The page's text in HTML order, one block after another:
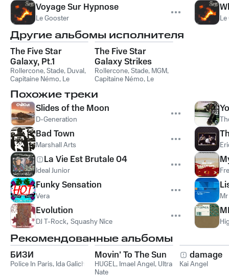
Voyage Sur Hypnose
Le Gooster
Другие альбомы исполнителя
The Five Star
Galaxy, Pt.1
Rollercone,Stade, Duval,
Capitaine Némo, Le
Volant
The Five Star
Galaxy Strikes
Back, Pt.2
Rollercone,Stade, MGM,
Capitaine Némo, Le
Volant
Похожие треки
Slides of the Moon
D-Generation
Bad Town
Marshall Arts
La Vie Est Brutale 04
Ideal Junior
Funky Sensation
Vera
Evolution
DJ T-Rock, Squashy Nice
Рекомендованные альбомы
БИЗИ
Police In Paris, Ida Galich
Movin' To The Sun
HUGEL, Imael Angel, Ultra
Nate
damage
Kai Angel